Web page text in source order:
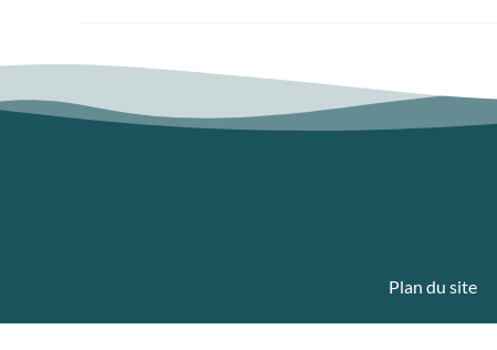
Plan du site